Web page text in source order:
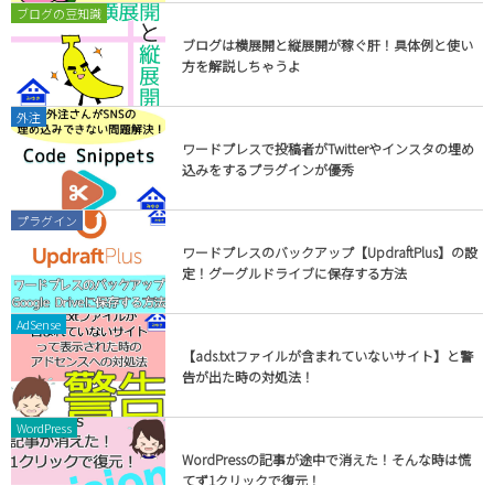
ブログの豆知識
ブログは横展開と縦展開が稼ぐ肝！具体例と使い
方を解説しちゃうよ
外注
ワードプレスで投稿者がTwitterやインスタの埋め
込みをするプラグインが優秀
プラグイン
ワードプレスのバックアップ【UpdraftPlus】の設
定！グーグルドライブに保存する方法
AdSense
【ads.txtファイルが含まれていないサイト】と警
告が出た時の対処法！
WordPress
WordPressの記事が途中で消えた！そんな時は慌
てず1クリックで復元！